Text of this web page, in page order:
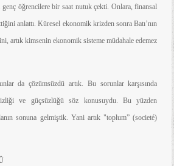
öğrencilere bir saat nutuk çekti. Onlara, finansal
anlattı. Küresel ekonomik krizden sonra Batı’nın
artık kimsenin ekonomik sisteme müdahale edemez
da çözümsüzdü artık. Bu sorunlar karşısında
ve güçsüzlüğü söz konusuydu. Bu yüzden
sonuna gelmiştik. Yani artık "toplum” (societé)